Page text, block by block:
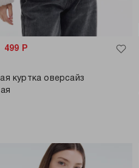
499 Р
куртка оверсайз